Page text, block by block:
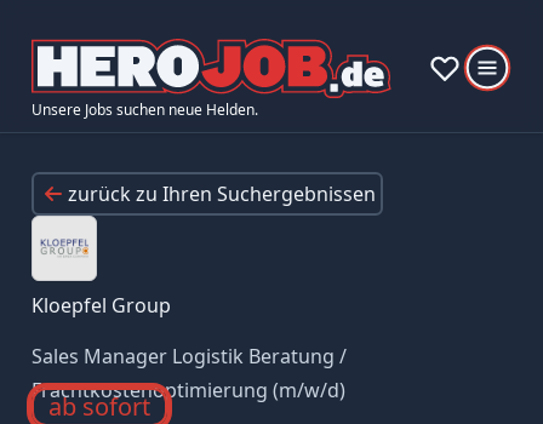
Unsere Jobs suchen neue Helden.
zurück zu Ihren Suchergebnissen
Kloepfel Group
Sales Manager Logistik Beratung /
Frachtkostenoptimierung (m/w/d)
ab sofort